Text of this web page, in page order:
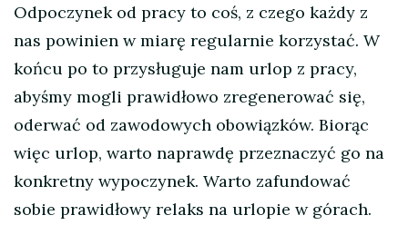
Odpoczynek od pracy to coś, z czego każdy z
nas powinien w miarę regularnie korzystać. W
końcu po to przysługuje nam urlop z pracy,
abyśmy mogli prawidłowo zregenerować się,
oderwać od zawodowych obowiązków. Biorąc
więc urlop, warto naprawdę przeznaczyć go na
konkretny wypoczynek. Warto zafundować
sobie prawidłowy relaks na urlopie w górach.